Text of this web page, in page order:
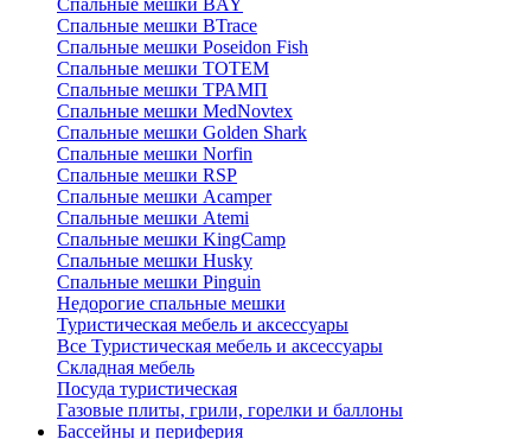
Спальные мешки BAY
Спальные мешки BTrace
Спальные мешки Poseidon Fish
Спальные мешки ТОТЕМ
Спальные мешки ТРАМП
Cпальные мешки MedNovtex
Спальные мешки Golden Shark
Спальные мешки Norfin
Спальные мешки RSP
Спальные мешки Acamper
Спальные мешки Atemi
Спальные мешки KingCamp
Спальные мешки Husky
Спальные мешки Pinguin
Недорогие спальные мешки
Туристическая мебель и аксессуары
Все Туристическая мебель и аксессуары
Складная мебель
Посуда туристическая
Газовые плиты, грили, горелки и баллоны
Бассейны и периферия